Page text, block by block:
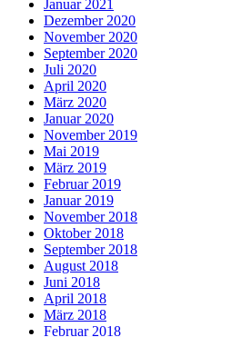
Januar 2021
Dezember 2020
November 2020
September 2020
Juli 2020
April 2020
März 2020
Januar 2020
November 2019
Mai 2019
März 2019
Februar 2019
Januar 2019
November 2018
Oktober 2018
September 2018
August 2018
Juni 2018
April 2018
März 2018
Februar 2018